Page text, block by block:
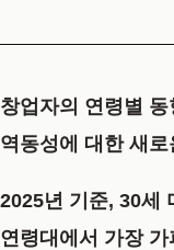
창업자의 연령별
역동성에 대한 새
2025년 기준, 30세
연령대에서 가장